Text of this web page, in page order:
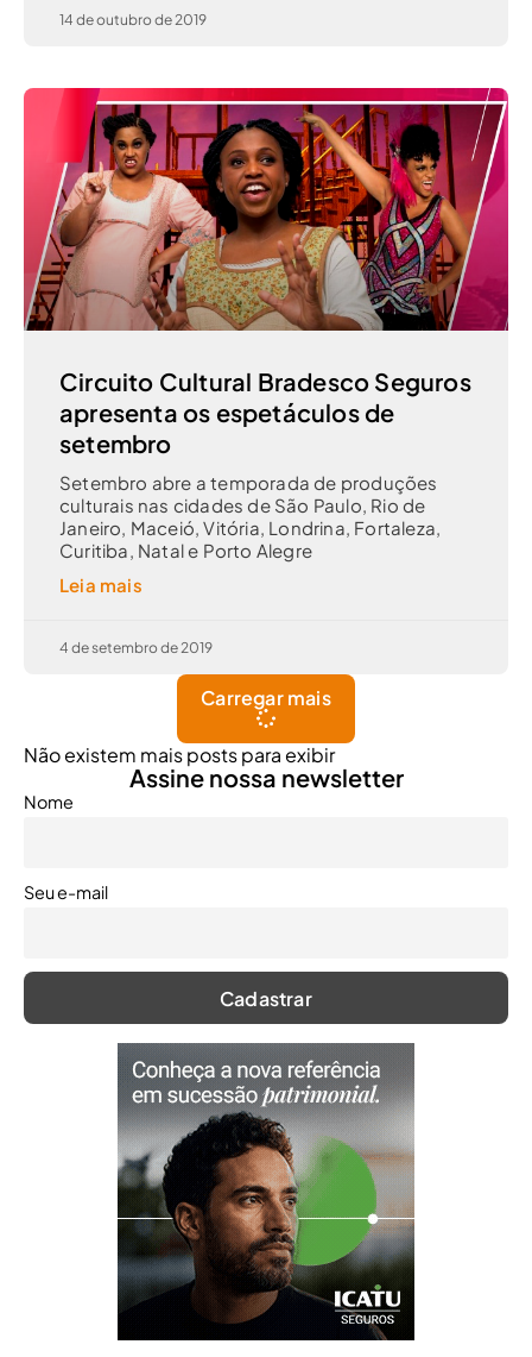
14 de outubro de 2019
Circuito Cultural Bradesco Seguros
apresenta os espetáculos de
setembro
Setembro abre a temporada de produções
culturais nas cidades de São Paulo, Rio de
Janeiro, Maceió, Vitória, Londrina, Fortaleza,
Curitiba, Natal e Porto Alegre
Leia mais
4 de setembro de 2019
Carregar mais
Não existem mais posts para exibir
Assine nossa newsletter
Nome
Seu e-mail